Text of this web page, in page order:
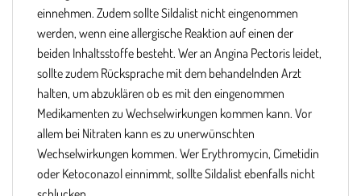
einnehmen. Zudem sollte Sildalist nicht eingenommen
werden, wenn eine allergische Reaktion auf einen der
beiden Inhaltsstoffe besteht. Wer an Angina Pectoris leidet,
sollte zudem Rücksprache mit dem behandelnden Arzt
halten, um abzuklären ob es mit den eingenommen
Medikamenten zu Wechselwirkungen kommen kann. Vor
allem bei Nitraten kann es zu unerwünschten
Wechselwirkungen kommen. Wer Erythromycin, Cimetidin
oder Ketoconazol einnimmt, sollte Sildalist ebenfalls nicht